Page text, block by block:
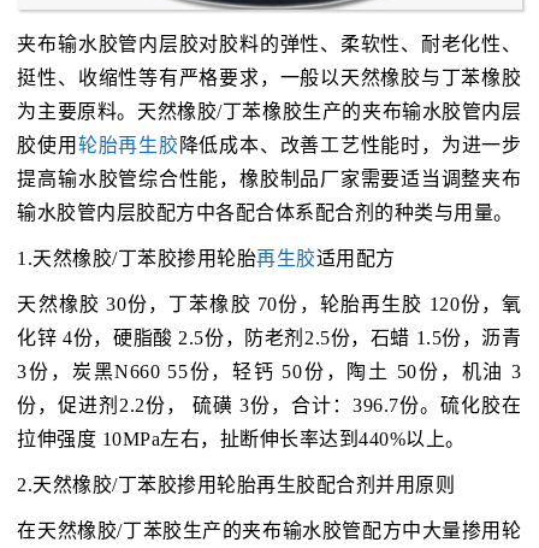
夹布输水胶管内层胶对胶料的弹性、柔软性、耐老化性、
挺性、收缩性等有严格要求，一般以天然橡胶与丁苯橡胶
为主要原料。天然橡胶/丁苯橡胶生产的夹布输水胶管内层
胶使用 轮胎再生胶 降低成本、改善工艺性能时，为进一步
提高输水胶管综合性能，橡胶制品厂家需要适当调整夹布
输水胶管内层胶配方中各配合体系配合剂的种类与用量。
1.天然橡胶/丁苯胶掺用轮胎再生胶适用配方
天然橡胶 30份，丁苯橡胶 70份，轮胎再生胶 120份，氧
化锌 4份，硬脂酸 2.5份，防老剂2.5份，石蜡 1.5份，沥青
3份，炭黑N660 55份，轻钙 50份，陶土 50份，机油 3
份，促进剂2.2份， 硫磺 3份，合计：396.7份。硫化胶在
拉伸强度 10MPa左右，扯断伸长率达到440%以上。
2.天然橡胶/丁苯胶掺用轮胎再生胶配合剂并用原则
在天然橡胶/丁苯胶生产的夹布输水胶管配方中大量掺用轮